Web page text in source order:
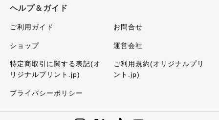
ヘルプ＆ガイド
ご利用ガイド お問合せ
ショップ 運営会社
特定商取引に関する表記(オ
リジナルプリント.jp)
ご利用規約(オリジナルプリ
ント.jp)
プライバシーポリシー